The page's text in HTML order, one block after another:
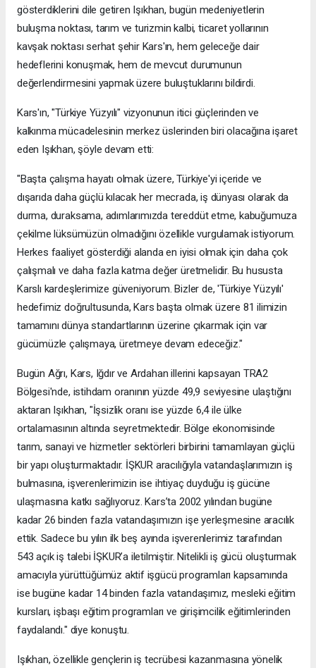
gösterdiklerini dile getiren Işıkhan, bugün medeniyetlerin
buluşma noktası, tarım ve turizmin kalbi, ticaret yollarının
kavşak noktası serhat şehir Kars'ın, hem geleceğe dair
hedeflerini konuşmak, hem de mevcut durumunun
değerlendirmesini yapmak üzere buluştuklarını bildirdi.
Kars'ın, "Türkiye Yüzyılı" vizyonunun itici güçlerinden ve
kalkınma mücadelesinin merkez üslerinden biri olacağına işaret
eden Işıkhan, şöyle devam etti:
"Başta çalışma hayatı olmak üzere, Türkiye'yi içeride ve
dışarıda daha güçlü kılacak her mecrada, iş dünyası olarak da
durma, duraksama, adımlarımızda tereddüt etme, kabuğumuza
çekilme lüksümüzün olmadığını özellikle vurgulamak istiyorum.
Herkes faaliyet gösterdiği alanda en iyisi olmak için daha çok
çalışmalı ve daha fazla katma değer üretmelidir. Bu hususta
Karslı kardeşlerimize güveniyorum. Bizler de, 'Türkiye Yüzyılı'
hedefimiz doğrultusunda, Kars başta olmak üzere 81 ilimizin
tamamını dünya standartlarının üzerine çıkarmak için var
gücümüzle çalışmaya, üretmeye devam edeceğiz."
Bugün Ağrı, Kars, Iğdır ve Ardahan illerini kapsayan TRA2
Bölgesi'nde, istihdam oranının yüzde 49,9 seviyesine ulaştığını
aktaran Işıkhan, "İşsizlik oranı ise yüzde 6,4 ile ülke
ortalamasının altında seyretmektedir. Bölge ekonomisinde
tarım, sanayi ve hizmetler sektörleri birbirini tamamlayan güçlü
bir yapı oluşturmaktadır. İŞKUR aracılığıyla vatandaşlarımızın iş
bulmasına, işverenlerimizin ise ihtiyaç duyduğu iş gücüne
ulaşmasına katkı sağlıyoruz. Kars’ta 2002 yılından bugüne
kadar 26 binden fazla vatandaşımızın işe yerleşmesine aracılık
ettik. Sadece bu yılın ilk beş ayında işverenlerimiz tarafından
543 açık iş talebi İŞKUR’a iletilmiştir. Nitelikli iş gücü oluşturmak
amacıyla yürüttüğümüz aktif işgücü programları kapsamında
ise bugüne kadar 14 binden fazla vatandaşımız, mesleki eğitim
kursları, işbaşı eğitim programları ve girişimcilik eğitimlerinden
faydalandı." diye konuştu.
Işıkhan, özellikle gençlerin iş tecrübesi kazanmasına yönelik